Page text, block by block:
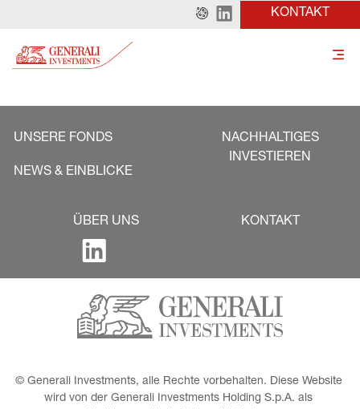
KONTAKT
UNSERE FONDS
NEWS & EINBLICKE
NACHHALTIGES
INVESTIEREN
ÜBER UNS KONTAKT
© Generali Investments, alle Rechte vorbehalten. Diese Website
wird von der Generali Investments Holding S.p.A. als